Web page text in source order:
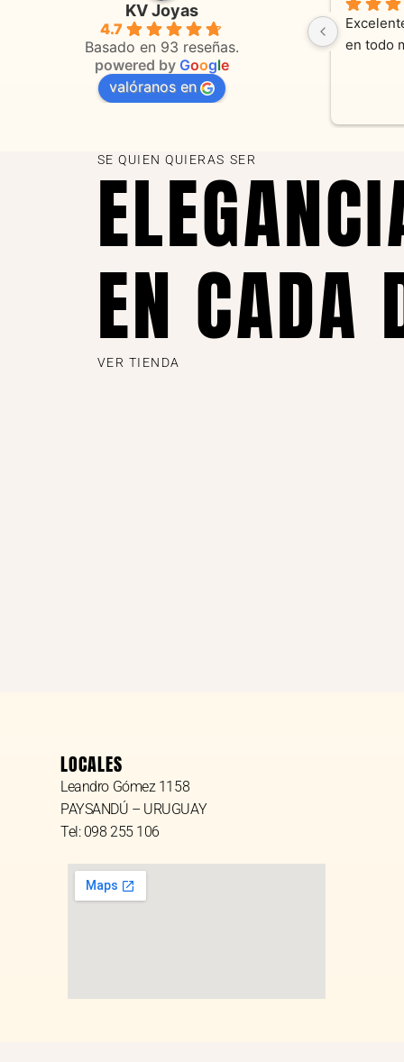
KV Joyas
4.7
Basado en 93 reseñas.
powered by Google
valóranos en
Muy buena atención, con amabilidad y
orientaciones convenientes
en todo
SE QUIEN QUIERAS SER
EN CADA
VER TIENDA
LOCALES
Leandro Gómez 1158
PAYSANDÚ – URUGUAY
Tel: 098 255 106